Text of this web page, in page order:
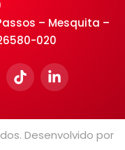
– Mesquita –
020
Desenvolvido por